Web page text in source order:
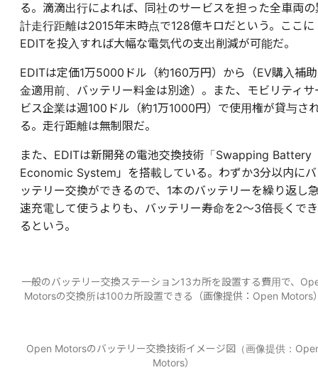
る。滴滴出行によれば、同社のサービスを担った全車両の
計走行距離は2015年末時点で128億キロだという。ここに
EDITを投入すれば大幅な電気代の支出削減が可能だ。
EDITは定価1万5000ドル（約160万円）から（EV購入補助
金適用前、バッテリー料金は別途）。また、モビリティサ
ビス企業は週100ドル（約1万1000円）で使用権が貸与さ
る。走行距離は無制限だ。
また、EDITは新開発の電池交換技術「Swapping Battery
Economic System」を搭載している。わずか3分以内にバ
ッテリー交換ができるので、1本のバッテリーを繰り返し
速充電して使うよりも、バッテリー寿命を2～3倍長くでき
るという。
一般のバッテリー交換ステーション13カ所を設置する費用で、
Motorsの交換所は100カ所設置できる（画像提供：Open Motors
Open Motorsのバッテリー交換技術イメージ図（画像提供：
Motors）